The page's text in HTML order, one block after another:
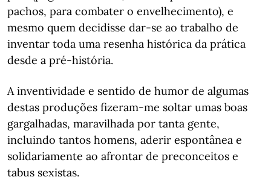
pachos, para combater o envelhecimento), e
mesmo quem decidisse dar-se ao trabalho de
inventar toda uma resenha histórica da prática
desde a pré-história.
A inventividade e sentido de humor de algumas
destas produções fizeram-me soltar umas boas
gargalhadas, maravilhada por tanta gente,
incluindo tantos homens, aderir espontânea e
solidariamente ao afrontar de preconceitos e
tabus sexistas.